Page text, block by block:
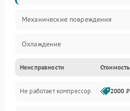
Механические повреждения
Охлаждение
Механика
Электропитание
Неисправности Стоимость
Не работает компрессор 2000 ₽